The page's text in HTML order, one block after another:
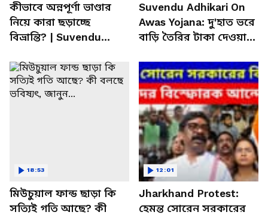
কীভাবে অন্নপূর্ণা ভাণ্ডার
নিয়ে কারা ছড়াচ্ছে
বিভ্রান্তি? | Suvendu
Yojana
Suvendu Adhikari On
Awas Yojana: দু'হাত ভরে
বাড়ি তৈরির টাকা দেওয়ার
পশ্চিমবঙ্গ আবাসে বড়
চমক
মিউচুয়াল ফান্ড ছাড়া কি
সত্যিই গতি আছে? কী
18:53
Jharkhand Protest:
হেমন্ত সোরেন সরকারের
12:01